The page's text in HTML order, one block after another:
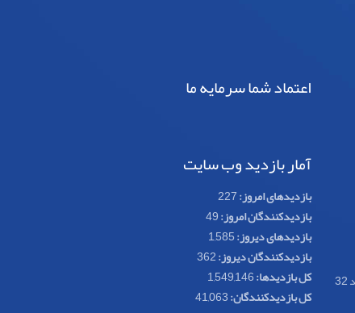
اعتماد شما سرمایه ما
آمار بازدید وب سایت
بازدیدهای امروز:227
بازدیدکنندگان امروز:49
بازدیدهای دیروز:1,585
بازدیدکنندگان دیروز:362
کل بازدیدها:1,549,146
کل بازدیدکنند‌گان:41,063